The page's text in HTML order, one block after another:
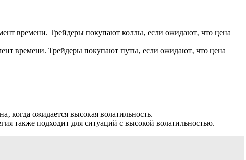
времени. Трейдеры покупают коллы‚ если ожидают‚ что цена
времени. Трейдеры покупают путы‚ если ожидают‚ что цена
когда ожидается высокая волатильность.
также подходит для ситуаций с высокой волатильностью.